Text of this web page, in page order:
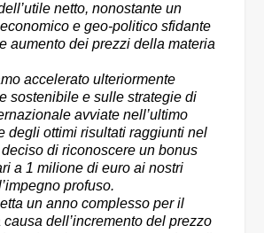
netto, nonostante un
e geo-politico sfidante
aumento dei prezzi della materia
accelerato ulteriormente
sostenibile e sulle strategie di
avviate nell’ultimo
degli ottimi risultati raggiunti nel
di riconoscere un bonus
a 1 milione di euro ai nostri
profuso.
un anno complesso per il
causa dell’incremento del prezzo